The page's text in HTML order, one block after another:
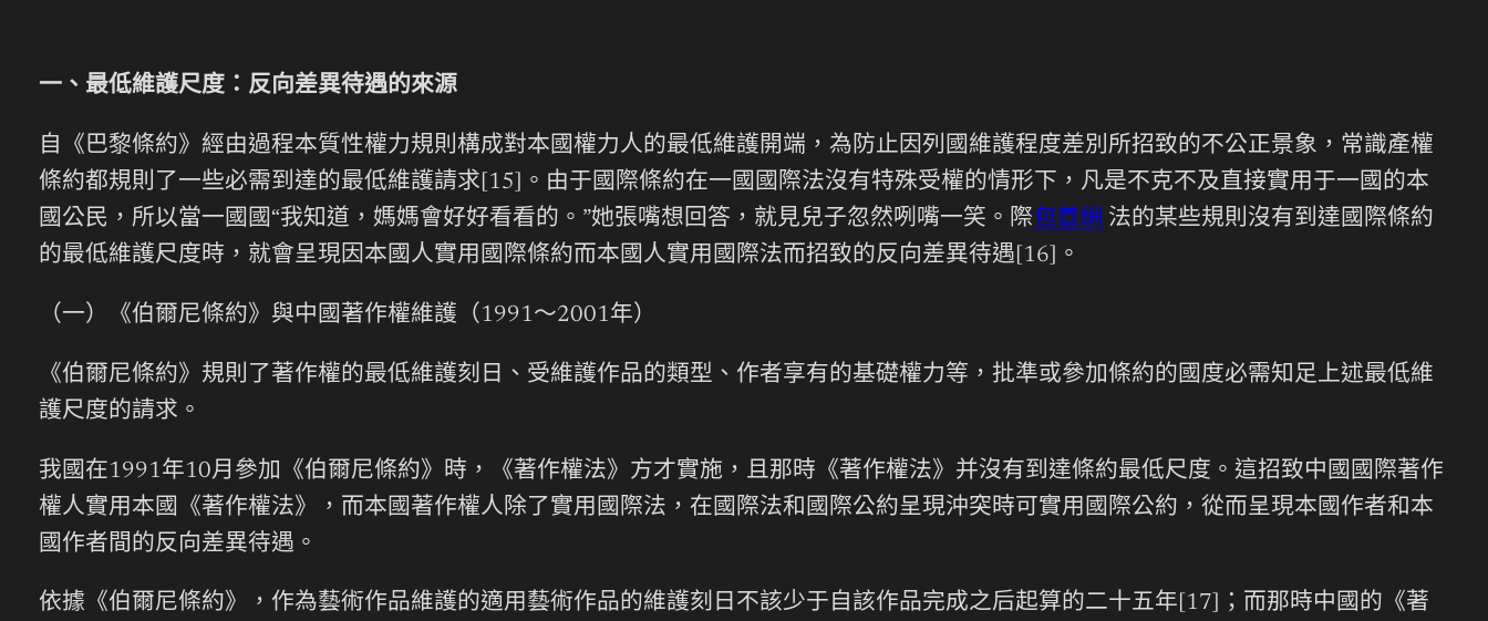
一、最低維護尺度：反向差異待遇的來源
自《巴黎條約》經由過程本質性權力規則構成對本國權力人的最低維護開端，為防止因列國維護程度差別所招致的不公正景象，常識產權
條約都規則了一些必需到達的最低維護請求[15]。由于國際條約在一國國際法沒有特殊受權的情形下，凡是不克不及直接實用于一國的本
國公民，所以當一國國“我知道，媽媽會好好看看的。”她張嘴想回答，就見兒子忽然咧嘴一笑。際包養網 法的某些規則沒有到達國際條約
的最低維護尺度時，就會呈現因本國人實用國際條約而本國人實用國際法而招致的反向差異待遇[16]。
（一）《伯爾尼條約》與中國著作權維護（1991～2001年）
《伯爾尼條約》規則了著作權的最低維護刻日、受維護作品的類型、作者享有的基礎權力等，批準或參加條約的國度必需知足上述最低維
護尺度的請求。
我國在1991年10月參加《伯爾尼條約》時，《著作權法》方才實施，且那時《著作權法》并沒有到達條約最低尺度。這招致中國國際著作
權人實用本國《著作權法》，而本國著作權人除了實用國際法，在國際法和國際公約呈現沖突時可實用國際公約，從而呈現本國作者和本
國作者間的反向差異待遇。
依據《伯爾尼條約》，作為藝術作品維護的適用藝術作品的維護刻日不該少于自該作品完成之后起算的二十五年[17]；而那時中國的《著